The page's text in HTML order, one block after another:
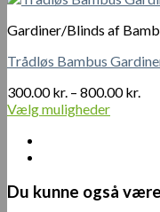
900.00 kr..
Gardiner/Blinds af
Trådløs Bambus
300.00kr. – 800.00kr.
Vælg muligheder
vare
varianter.
Du kunne også